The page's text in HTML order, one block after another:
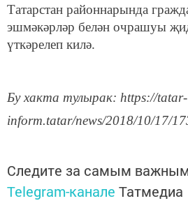
Татарстан районнарында
эшмәкәрләр белән очрашуы
үткәрелеп килә.
Бу хакта тулырак: https://tatar-
inform.tatar/news/2018/10/17/
Следите за самым
Telegram-канале Татмедиа